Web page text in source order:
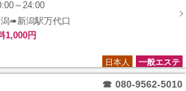
～24:00
➠新潟駅万代口
1,000円
一般エステ
日本人
☎ 080-9562-5010